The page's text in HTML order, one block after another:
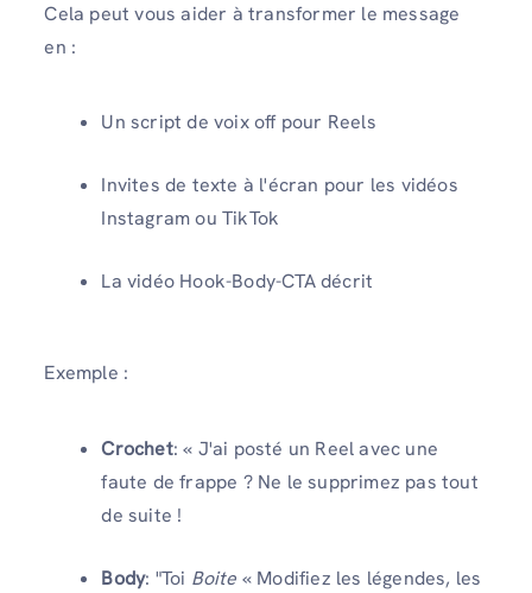
Cela peut vous aider à transformer le message
en :
Un script de voix off pour Reels
Invites de texte à l'écran pour les vidéos
Instagram ou TikTok
La vidéo Hook-Body-CTA décrit
Exemple :
Crochet: « J'ai posté un Reel avec une
faute de frappe ? Ne le supprimez pas tout
de suite !
Body: "Toi Boite « Modifiez les légendes, les